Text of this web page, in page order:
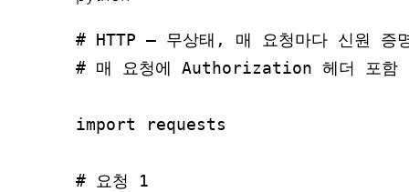
# HTTP – 무상태, 매 요청마다 신원 증
# 매 요청에 Authorization 헤더 포함
import requests
# 요청 1